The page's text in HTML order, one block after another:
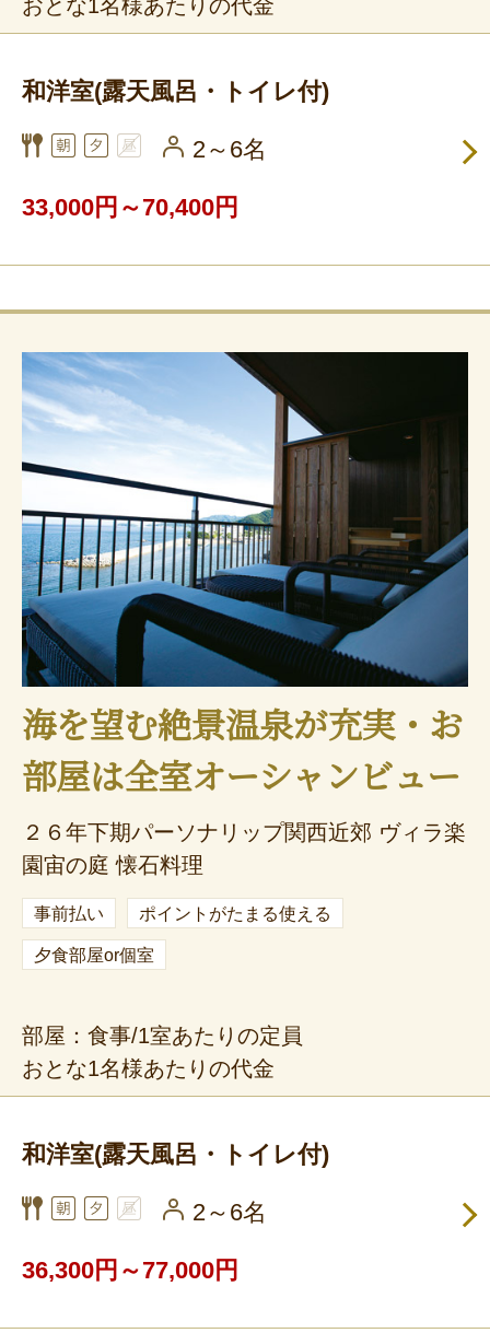
おとな1名様あたりの代金
和洋室(露天風呂・トイレ付)
2～6名
33,000円～70,400円
海を望む絶景温泉が充実・お
部屋は全室オーシャンビュー
２６年下期パーソナリップ関西近郊 ヴィラ楽
園宙の庭 懐石料理
事前払い ポイントがたまる使える
夕食部屋or個室
部屋：食事/1室あたりの定員
おとな1名様あたりの代金
和洋室(露天風呂・トイレ付)
2～6名
36,300円～77,000円